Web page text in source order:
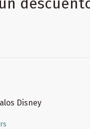
Disney